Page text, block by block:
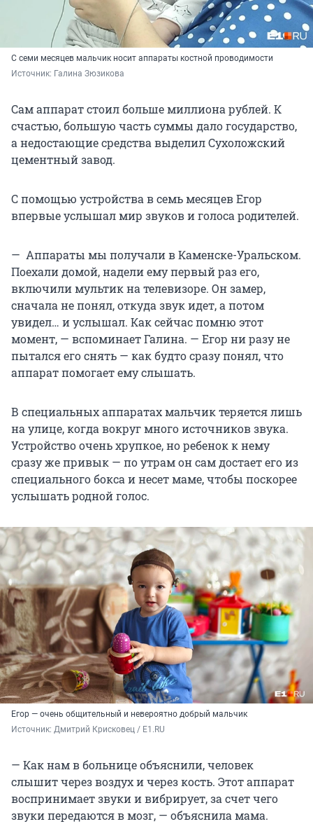
С семи месяцев мальчик носит аппараты костной проводимости
Источник: Галина Зюзикова
Сам аппарат стоил больше миллиона рублей. К
счастью, большую часть суммы дало государство,
а недостающие средства выделил Сухоложский
цементный завод.
С помощью устройства в семь месяцев Егор
впервые услышал мир звуков и голоса родителей.
— Аппараты мы получали в Каменске-Уральском.
Поехали домой, надели ему первый раз его,
включили мультик на телевизоре. Он замер,
сначала не понял, откуда звук идет, а потом
увидел… и услышал. Как сейчас помню этот
момент, — вспоминает Галина. — Егор ни разу не
пытался его снять — как будто сразу понял, что
аппарат помогает ему слышать.
В специальных аппаратах мальчик теряется лишь
на улице, когда вокруг много источников звука.
Устройство очень хрупкое, но ребенок к нему
сразу же привык — по утрам он сам достает его из
специального бокса и несет маме, чтобы поскорее
услышать родной голос.
Егор — очень общительный и невероятно добрый мальчик
Источник: Дмитрий Крисковец / E1.RU
— Как нам в больнице объяснили, человек
слышит через воздух и через кость. Этот аппарат
воспринимает звуки и вибрирует, за счет чего
звуки передаются в мозг, — объяснила мама.